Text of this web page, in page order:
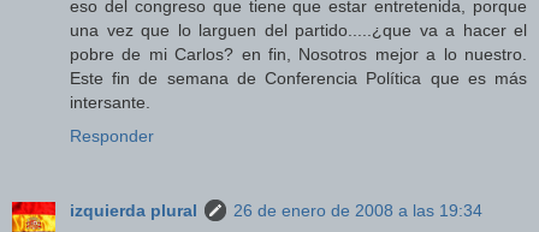
eso del congreso que tiene que estar entretenida, porque
una vez que lo larguen del partido.....¿que va a hacer el
pobre de mi Carlos? en fin, Nosotros mejor a lo nuestro.
Este fin de semana de Conferencia Política que es más
intersante.
Responder
izquierda plural
26 de enero de 2008 a las 19:34